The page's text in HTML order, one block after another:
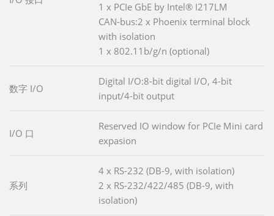
1 x PCIe GbE by Intel® I217LM
CAN-bus:2 x Phoenix terminal block
with isolation
1 x 802.11b/g/n (optional)
数字 I/O
Digital I/O:8-bit digital I/O, 4-bit
input/4-bit output
I/O 口
Reserved IO window for PCIe Mini card
expasion
系列
4 x RS-232 (DB-9, with isolation)
2 x RS-232/422/485 (DB-9, with
isolation)